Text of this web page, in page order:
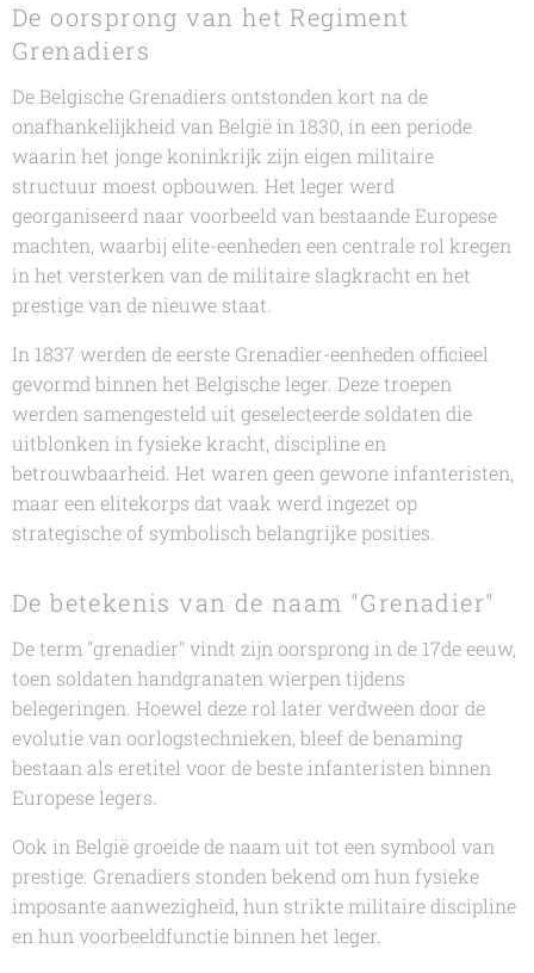
De oorsprong van het Regiment
Grenadiers
De Belgische Grenadiers ontstonden kort na de
onafhankelijkheid van België in 1830, in een periode
waarin het jonge koninkrijk zijn eigen militaire
structuur moest opbouwen. Het leger werd
georganiseerd naar voorbeeld van bestaande Europese
machten, waarbij elite-eenheden een centrale rol kregen
in het versterken van de militaire slagkracht en het
prestige van de nieuwe staat.
In 1837 werden de eerste Grenadier-eenheden officieel
gevormd binnen het Belgische leger. Deze troepen
werden samengesteld uit geselecteerde soldaten die
uitblonken in fysieke kracht, discipline en
betrouwbaarheid. Het waren geen gewone infanteristen,
maar een elitekorps dat vaak werd ingezet op
strategische of symbolisch belangrijke posities.
De betekenis van de naam "Grenadier"
De term "grenadier" vindt zijn oorsprong in de 17de eeuw,
toen soldaten handgranaten wierpen tijdens
belegeringen. Hoewel deze rol later verdween door de
evolutie van oorlogstechnieken, bleef de benaming
bestaan als eretitel voor de beste infanteristen binnen
Europese legers.
Ook in België groeide de naam uit tot een symbool van
prestige. Grenadiers stonden bekend om hun fysieke
imposante aanwezigheid, hun strikte militaire discipline
en hun voorbeeldfunctie binnen het leger.